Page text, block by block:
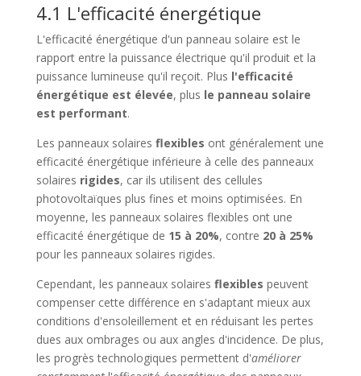
4.1 L'efficacité énergétique
L'efficacité énergétique d'un panneau solaire est le
rapport entre la puissance électrique qu'il produit et la
puissance lumineuse qu'il reçoit. Plus l'efficacité
énergétique est élevée, plus le panneau solaire
est performant.
Les panneaux solaires flexibles ont généralement une
efficacité énergétique inférieure à celle des panneaux
solaires rigides, car ils utilisent des cellules
photovoltaïques plus fines et moins optimisées. En
moyenne, les panneaux solaires flexibles ont une
efficacité énergétique de 15 à 20%, contre 20 à 25%
pour les panneaux solaires rigides.
Cependant, les panneaux solaires flexibles peuvent
compenser cette différence en s'adaptant mieux aux
conditions d'ensoleillement et en réduisant les pertes
dues aux ombrages ou aux angles d'incidence. De plus,
les progrès technologiques permettent d'améliorer